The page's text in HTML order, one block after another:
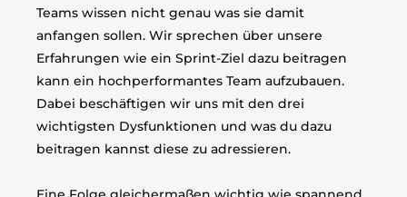
Teams wissen nicht genau was sie damit
anfangen sollen. Wir sprechen über unsere
Erfahrungen wie ein Sprint-Ziel dazu beitragen
kann ein hochperformantes Team aufzubauen.
Dabei beschäftigen wir uns mit den drei
wichtigsten Dysfunktionen und was du dazu
beitragen kannst diese zu adressieren.